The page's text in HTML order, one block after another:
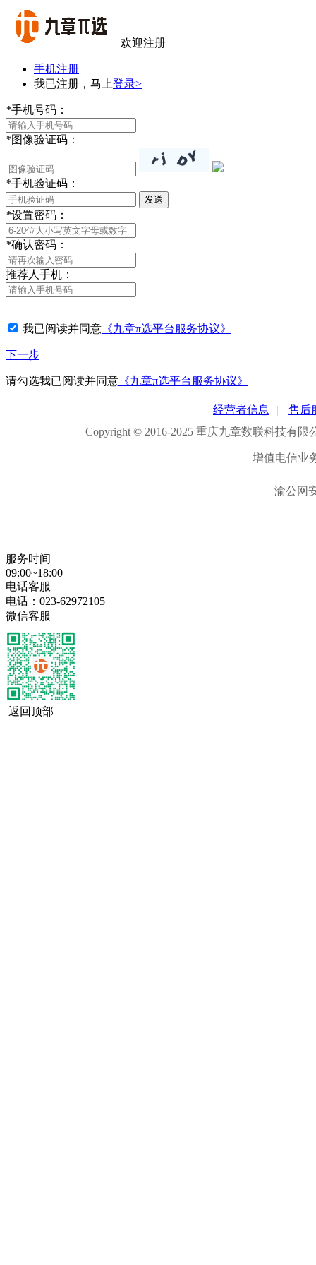
欢迎注册
手机注册
我已注册，马上登录>
*手机号码：
*图像验证码：
*手机验证码：
发送
*设置密码：
*确认密码：
推荐人手机：
我已阅读并同意 《九章π选平台服务协议》
下一步
请勾选我已阅读并同意 《九章π选平台服务协议》
经营者信息 |
售后
Copyright © 2016-2025 重庆九章数联科技有
增值电信业
渝公网
服务时间
09:00~18:00
电话客服
电话： 023-62972105
微信客服
返回顶部